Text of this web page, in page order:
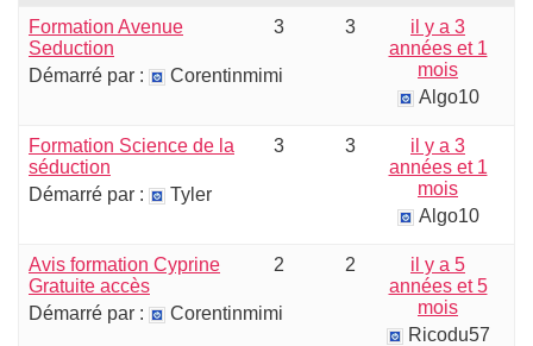
Formation Avenue
Seduction
Démarré par :
Corentinmimi
3 3
il y a 3
années et 1
mois
Algo10
Formation Science de la
séduction
Démarré par :
Tyler
3 3
il y a 3
années et 1
mois
Algo10
Avis formation Cyprine
Gratuite accès
Démarré par :
Corentinmimi
2 2
il y a 5
années et 5
mois
Ricodu57